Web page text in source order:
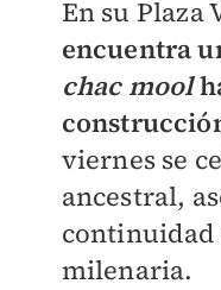
En su Plaza
encuentra
chac mool
viernes se
ancestral,
continuidad
milenaria.